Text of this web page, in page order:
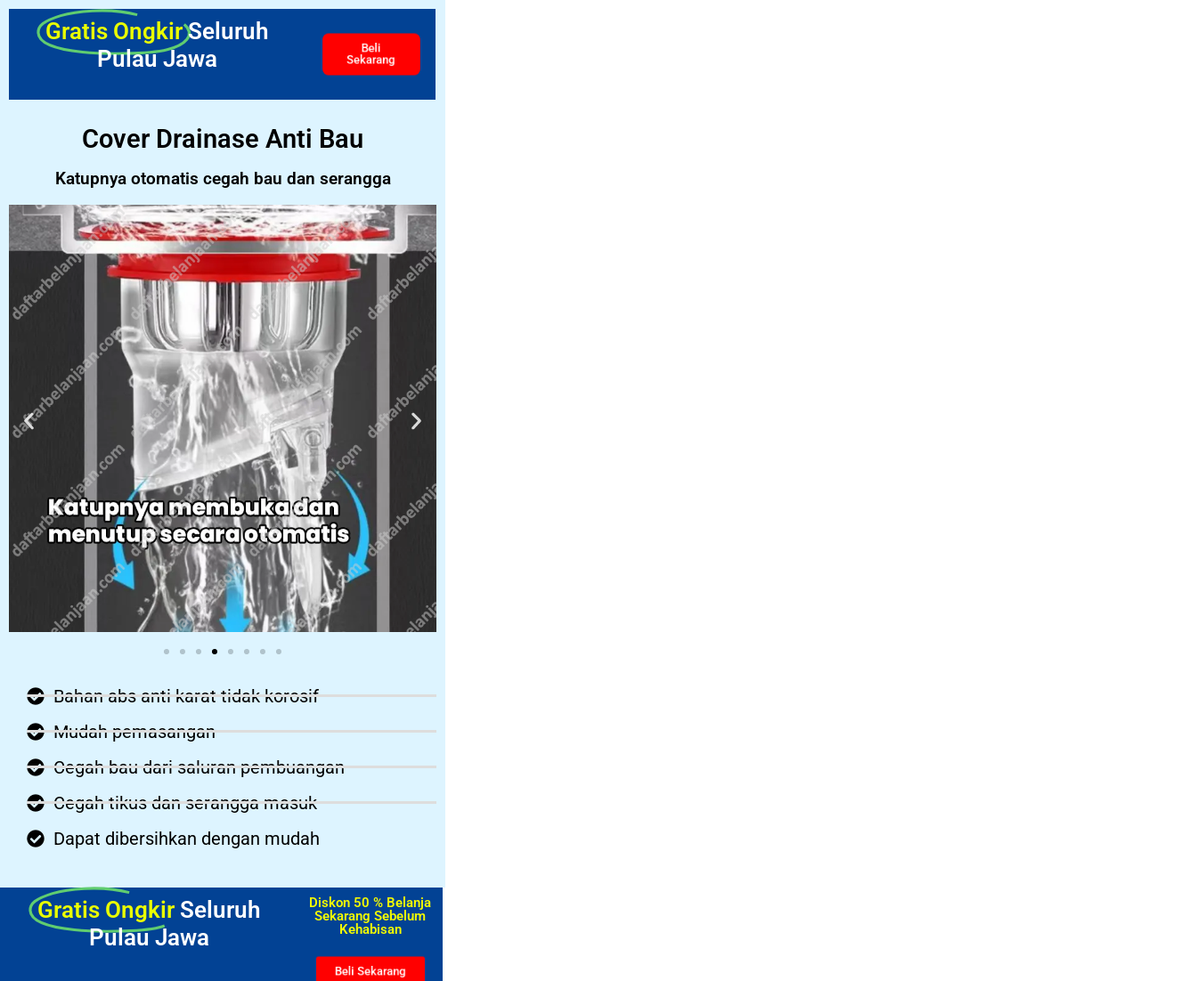
Gratis Ongkir Seluruh
Pulau Jawa
Beli
Sekarang
Cover Drainase Anti Bau
Katupnya otomatis cegah bau dan serangga
Bahan abs anti karat tidak korosif
Mudah pemasangan
Cegah bau dari saluran pembuangan
Cegah tikus dan serangga masuk
Dapat dibersihkan dengan mudah
Gratis Ongkir Seluruh
Pulau Jawa
Diskon 50 % Belanja
Sekarang Sebelum
Kehabisan​
Beli Sekarang